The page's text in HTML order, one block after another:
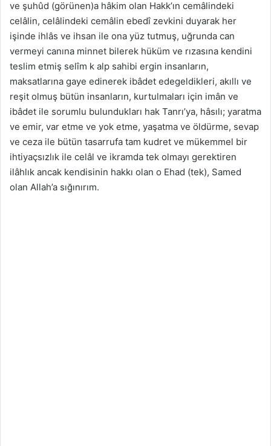
ve şuhûd (görünen)a hâkim olan Hakk’ın cemâlindeki
celâlin, celâlindeki cemâlin ebedî zevkini duyarak her
işinde ihlâs ve ihsan ile ona yüz tutmuş, uğrunda can
vermeyi canına minnet bilerek hüküm ve rızasına kendini
teslim etmiş selîm k alp sahibi ergin insanların,
maksatlarına gaye edinerek ibâdet edegeldikleri, akıllı ve
reşit olmuş bütün insanların, kurtulmaları için imân ve
ibâdet ile sorumlu bulundukları hak Tanrı’ya, hâsılı; yaratma
ve emir, var etme ve yok etme, yaşatma ve öldürme, sevap
ve ceza ile bütün tasarrufa tam kudret ve mükemmel bir
ihtiyaçsızlık ile celâl ve ikramda tek olmayı gerektiren
ilâhlık ancak kendisinin hakkı olan o Ehad (tek), Samed
olan Allah’a sığınırım.